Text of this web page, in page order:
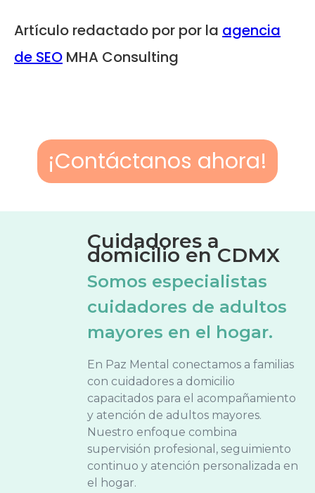
Artículo redactado por por la agencia
de SEO MHA Consulting
¡Contáctanos ahora!
Cuidadores a
domicilio en CDMX
Somos especialistas
cuidadores de adultos
mayores en el hogar.
En Paz Mental conectamos a familias
con cuidadores a domicilio
capacitados para el acompañamiento
y atención de adultos mayores.
Nuestro enfoque combina
supervisión profesional, seguimiento
continuo y atención personalizada en
el hogar.